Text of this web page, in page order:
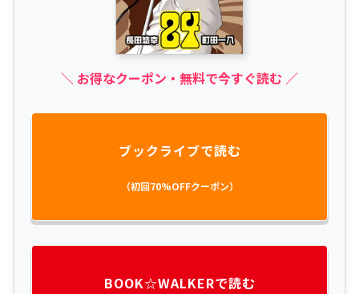
＼ お得なクーポン・無料で今すぐ読む ／
ブックライブで読む
（初回70%OFFクーポン）
BOOK☆WALKERで読む